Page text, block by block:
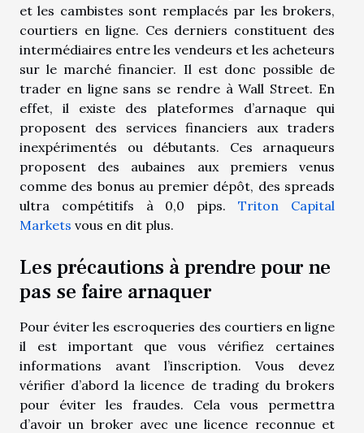
et les cambistes sont remplacés par les brokers,
courtiers en ligne. Ces derniers constituent des
intermédiaires entre les vendeurs et les acheteurs
sur le marché financier. Il est donc possible de
trader en ligne sans se rendre à Wall Street. En
effet, il existe des plateformes d’arnaque qui
proposent des services financiers aux traders
inexpérimentés ou débutants. Ces arnaqueurs
proposent des aubaines aux premiers venus
comme des bonus au premier dépôt, des spreads
ultra compétitifs à 0,0 pips.Triton Capital
Markets vous en dit plus.
Les précautions à prendre pour ne
pas se faire arnaquer
Pour éviter les escroqueries des courtiers en ligne
il est important que vous vérifiez certaines
informations avant l’inscription. Vous devez
vérifier d’abord la licence de trading du brokers
pour éviter les fraudes. Cela vous permettra
d’avoir un broker avec une licence reconnue et